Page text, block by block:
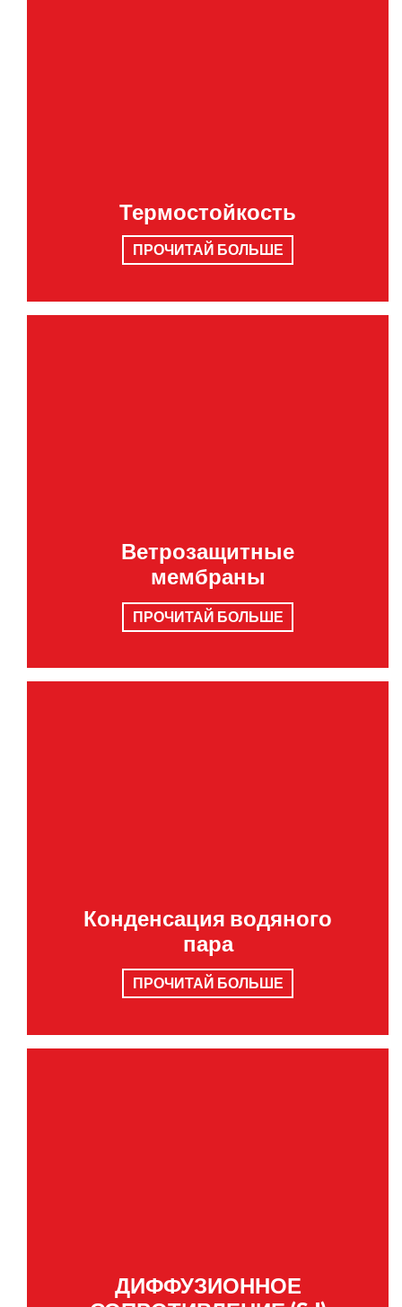
Термостойкость
ПРОЧИТАЙ БОЛЬШЕ
Ветрозащитные
мембраны
ПРОЧИТАЙ БОЛЬШЕ
Конденсация водяного
пара
ПРОЧИТАЙ БОЛЬШЕ
ДИФФУЗИОННОЕ